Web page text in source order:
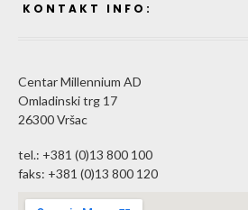
KONTAKT INFO:
Centar Millennium AD
Omladinski trg 17
26300 Vršac
tel.: +381 (0)13 800 100
faks: +381 (0)13 800 120